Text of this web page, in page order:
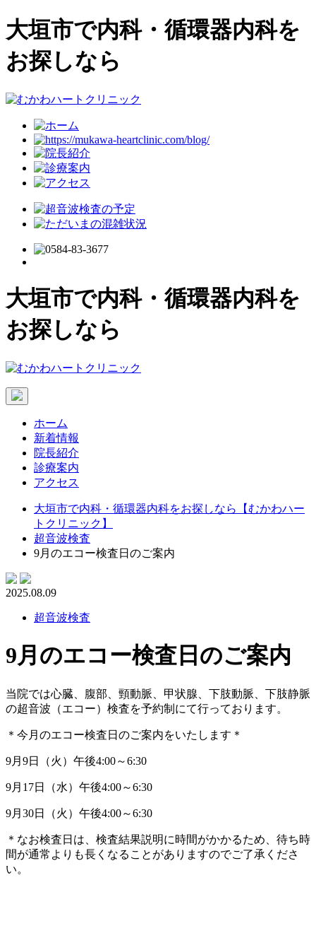
大垣市で内科・循環器内科を
お探しなら
大垣市で内科・循環器内科を
お探しなら
ホーム
新着情報
院長紹介
診療案内
アクセス
大垣市で内科・循環器内科をお探しなら【むかわハー
トクリニック】
超音波検査
9月のエコー検査日のご案内
2025.08.09
超音波検査
9月のエコー検査日のご案内
当院では心臓、腹部、頸動脈、甲状腺、下肢動脈、下肢静脈
の超音波（エコー）検査を予約制にて行っております。
＊今月のエコー検査日のご案内をいたします＊
9月9日（火）午後4:00～6:30
9月17日（水）午後4:00～6:30
9月30日（火）午後4:00～6:30
＊なお検査日は、検査結果説明に時間がかかるため、待ち時
間が通常よりも長くなることがありますのでご了承くださ
い。